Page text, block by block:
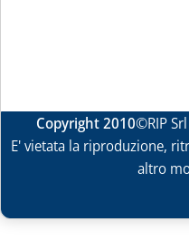
Copyright 2010©RIP
E' vietata la riproduzione,
altro